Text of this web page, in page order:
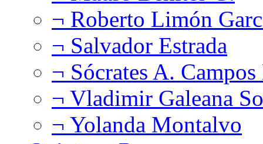
¬ Roberto Limón
¬ Salvador Estrada
¬ Sócrates A.
¬ Vladimir Galeana
¬ Yolanda Montalvo